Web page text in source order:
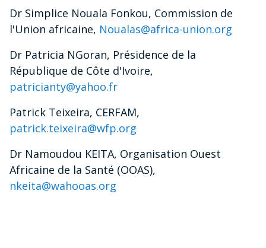
Dr Simplice Nouala Fonkou, Commission de
l'Union africaine, Noualas@africa-union.org
Dr Patricia NGoran, Présidence de la
République de Côte d'Ivoire,
patricianty@yahoo.fr
Patrick Teixeira, CERFAM,
patrick.teixeira@wfp.org
Dr Namoudou KEITA, Organisation Ouest
Africaine de la Santé (OOAS),
nkeita@wahooas.org